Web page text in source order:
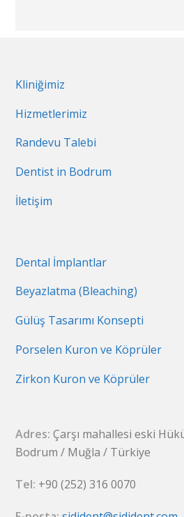
Kliniğimiz
Hizmetlerimiz
Randevu Talebi
Dentist in Bodrum
İletişim
Dental İmplantlar
Beyazlatma (Bleaching)
Gülüş Tasarımı Konsepti
Porselen Kuron ve Köprüler
Zirkon Kuron ve Köprüler
Adres: Çarşı mahallesi eski
Bodrum / Muğla / Türkiye
Tel: +90 (252) 316 0070